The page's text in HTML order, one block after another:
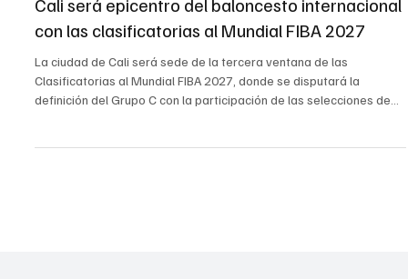
EnVivo
Cali será epicentro del baloncesto internacional
con las clasificatorias al Mundial FIBA 2027
La ciudad de Cali será sede de la tercera ventana de las